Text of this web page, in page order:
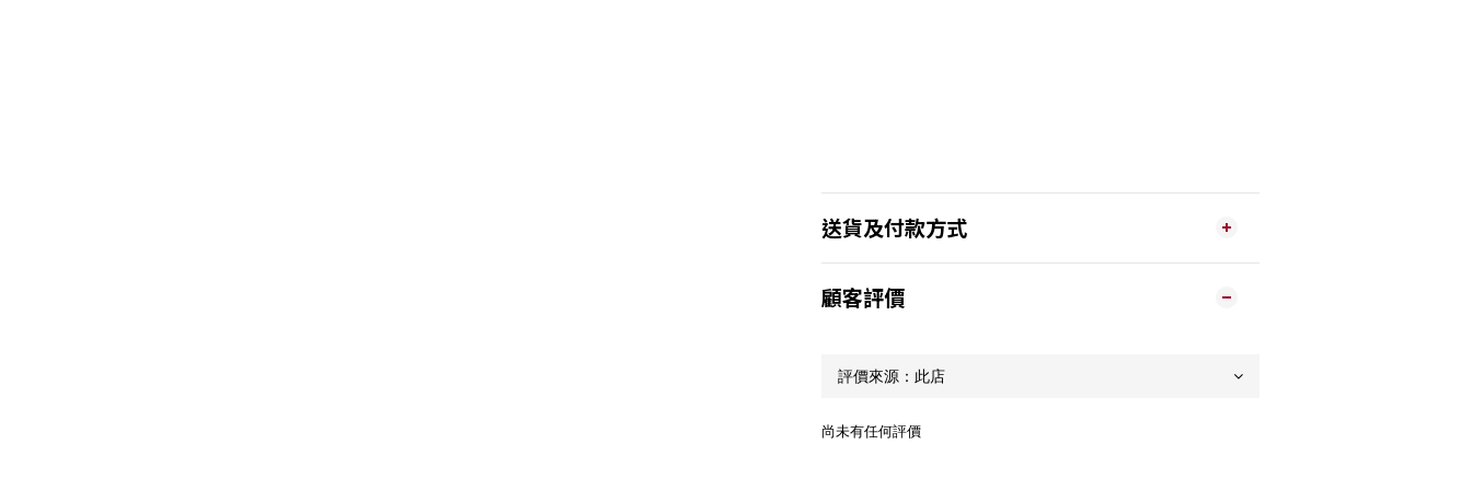
送貨及付款方式
顧客評價
尚未有任何評價